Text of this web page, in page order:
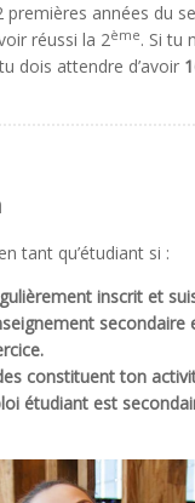
années du
réussi la 2ème. Si tu
dois attendre d’avoir
tant qu’étudiant si :
inscrit et
secondaire
constituent ton
étudiant est